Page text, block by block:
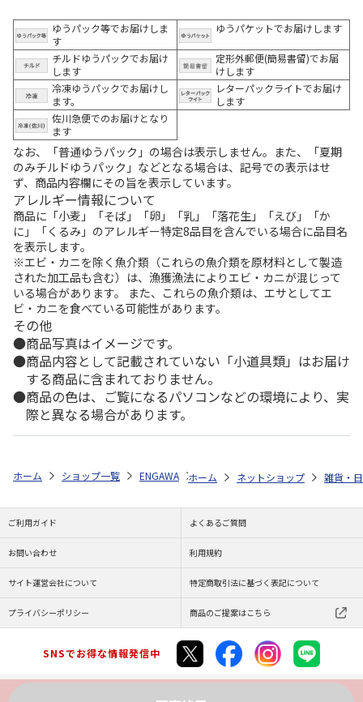
ゆうパック等でお届けしま
す
ゆうパケットでお届けします
チルドゆうパックでお届け
します
定形外郵便(簡易書留)でお届
けします
冷凍ゆうパックでお届けし
ます。
レターパックライトでお届け
します
佐川急便でのお届けとなり
ます
なお、「普通ゆうパック」の場合は表示しません。また、「夏期
のみチルドゆうパック」などとなる場合は、記号での表示はせ
ず、商品内容欄にその旨を表示しています。
アレルギー情報について
商品に「小麦」「そば」「卵」「乳」「落花生」「えび」「か
に」「くるみ」のアレルギー特定8品目を含んでいる場合に品目名
を表示します。
※エビ・カニを除く魚介類（これらの魚介類を原材料として製造
された加工品も含む）は、漁獲漁法によりエビ・カニが混じって
いる場合があります。 また、これらの魚介類は、エサとしてエ
ビ・カニを食べている可能性があります。
その他
商品写真はイメージです。
商品内容として記載されていない「小道具類」はお届け
する商品に含まれておりません。
商品の色は、ご覧になるパソコンなどの環境により、実
際と異なる場合があります。
ホーム ショップ一覧 ENGAWA 『ALIVE』 & 『SQ』 10TH
ホーム ネットショップ 雑貨・
ご利用ガイド よくあるご質問
お問い合わせ 利用規約
サイト運営会社について 特定商取引法に基づく表記について
プライバシーポリシー 商品のご提案はこちら
SNSでお得な情報発信中